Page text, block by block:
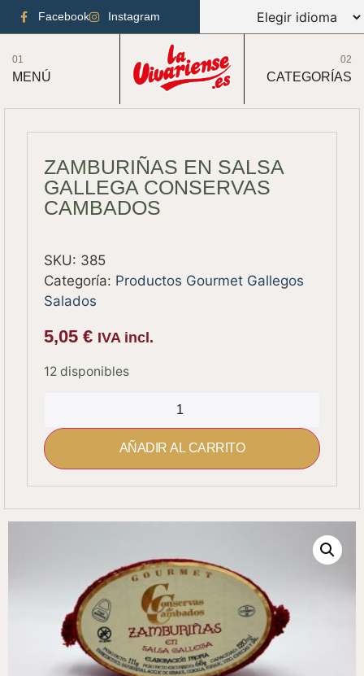
Facebook Instagram
01
MENÚ
02
CATEGORÍAS
ZAMBURIÑAS EN SALSA
GALLEGA CONSERVAS
CAMBADOS
SKU: 385
Categoría: Productos Gourmet Gallegos
Salados
5,05€ IVA incl.
12 disponibles
AÑADIR AL CARRITO